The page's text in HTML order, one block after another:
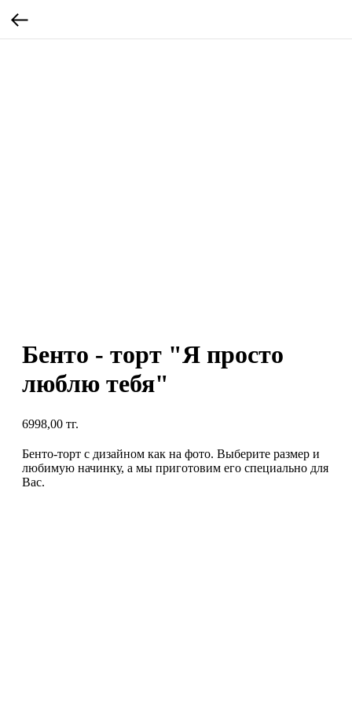
Бенто - торт "Я просто
люблю тебя"
6998,00 тг.
Бенто-торт с дизайном как на фото. Выберите размер и
любимую начинку, а мы приготовим его специально для
Вас.